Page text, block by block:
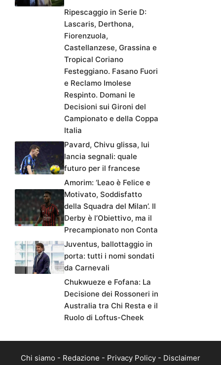
Ripescaggio in Serie D:
Lascaris, Derthona,
Fiorenzuola,
Castellanzese, Grassina e
Tropical Coriano
Festeggiano. Fasano Fuori
e Reclamo Imolese
Respinto. Domani le
Decisioni sui Gironi del
Campionato e della Coppa
Italia
Pavard, Chivu glissa, lui
lancia segnali: quale
futuro per il francese
Amorim: ‘Leao è Felice e
Motivato, Soddisfatto
della Squadra del Milan’. Il
Derby è l’Obiettivo, ma il
Precampionato non Conta
Juventus, ballottaggio in
porta: tutti i nomi sondati
da Carnevali
Chukwueze e Fofana: La
Decisione dei Rossoneri in
Australia tra Chi Resta e il
Ruolo di Loftus-Cheek
Chi siamo - Redazione - Privacy Policy - Disclaimer